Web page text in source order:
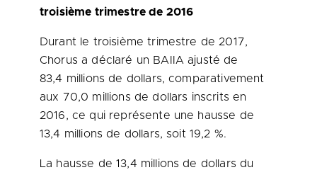
troisième trimestre de 2016
Durant le troisième trimestre de 2017,
Chorus a déclaré un BAIIA ajusté de
83,4 millions de dollars, comparativement
aux 70,0 millions de dollars inscrits en
2016, ce qui représente une hausse de
13,4 millions de dollars, soit 19,2 %.
La hausse de 13,4 millions de dollars du